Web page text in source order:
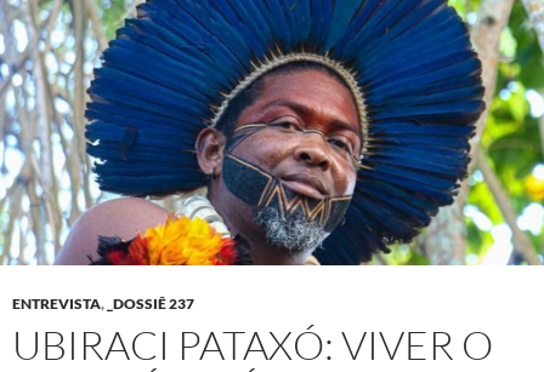
ENTREVISTA, _DOSSIÊ 237
UBIRACI PATAXÓ: VIVER O